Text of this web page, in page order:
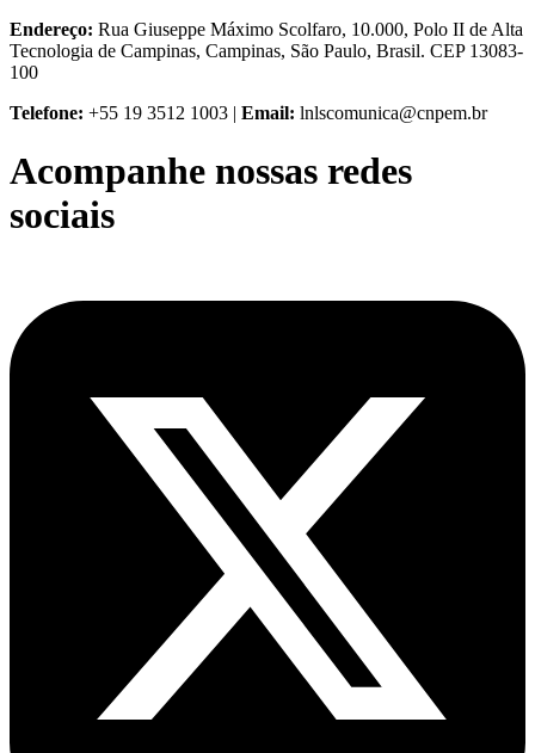
Endereço: Rua Giuseppe Máximo Scolfaro, 10.000, Polo II de Alta
Tecnologia de Campinas, Campinas, São Paulo, Brasil. CEP 13083-
100
Telefone: +55 19 3512 1003 | Email: lnlscomunica@cnpem.br
Acompanhe nossas redes
sociais